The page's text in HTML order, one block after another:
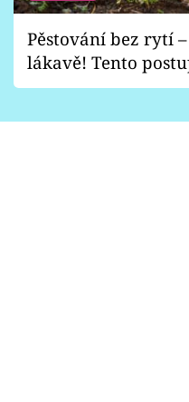
Pěstování bez rytí
lákavě! Tento
vhodný jen pro